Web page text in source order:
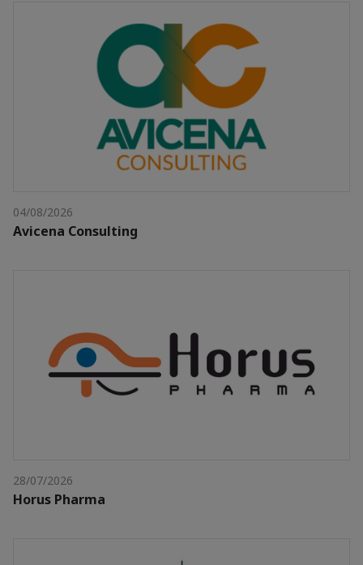
04/08/2026
Avicena Consulting
28/07/2026
Horus Pharma